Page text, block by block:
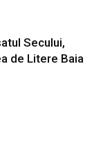
Secului,
de Litere Baia